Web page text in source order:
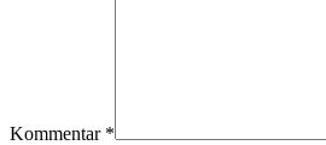
Kommentar *